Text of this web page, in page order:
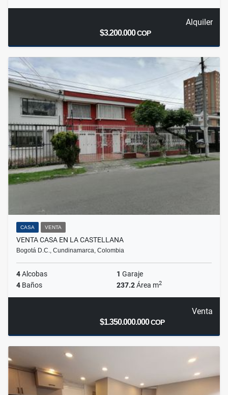
Alquiler
$3.200.000COP
CASA VENTA
VENTA CASA EN LA CASTELLANA
Bogotá D.C., Cundinamarca, Colombia
4Alcobas 1 Garaje
4 Baños 237.2Área m2
Venta
$1.350.000.000COP